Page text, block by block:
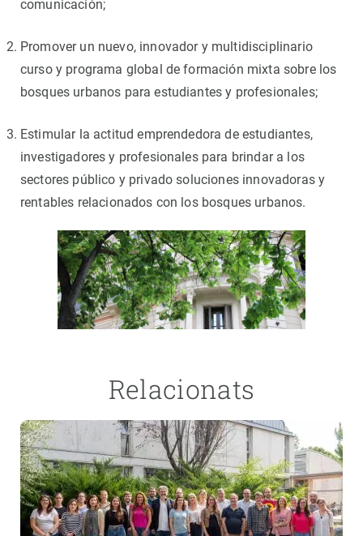
comunicación;
Promover un nuevo, innovador y multidisciplinario
curso y programa global de formación mixta sobre los
bosques urbanos para estudiantes y profesionales;
Estimular la actitud emprendedora de estudiantes,
investigadores y profesionales para brindar a los
sectores público y privado soluciones innovadoras y
rentables relacionados con los bosques urbanos.
Relacionats